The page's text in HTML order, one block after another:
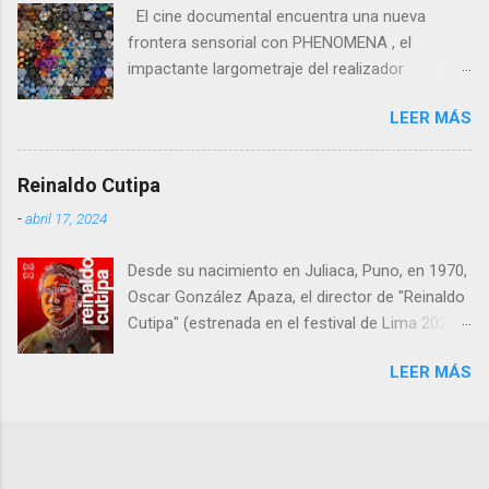
El cine documental encuentra una nueva
frontera sensorial con PHENOMENA , el
impactante largometraje del realizador
primer teaser y póster oficial antes de su
estreno mundial en el True/False Film Fest el 5
de marzo, seguido por su premiere europea en
CPH:DOX el 17 de marzo.
LEER MÁS
Reinaldo Cutipa
-abril 17, 2024
Desde su nacimiento en Juliaca, Puno, en 1970,
Oscar González Apaza, el director de "Reinaldo
Cutipa" (estrenada en el festival de Lima 2023,
en la búsqueda de expresar las complejidades y
LEER MÁS